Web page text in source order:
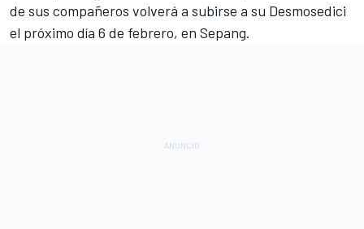
de sus compañeros volverá a subirse a su Desmosedici
el próximo día 6 de febrero, en Sepang.